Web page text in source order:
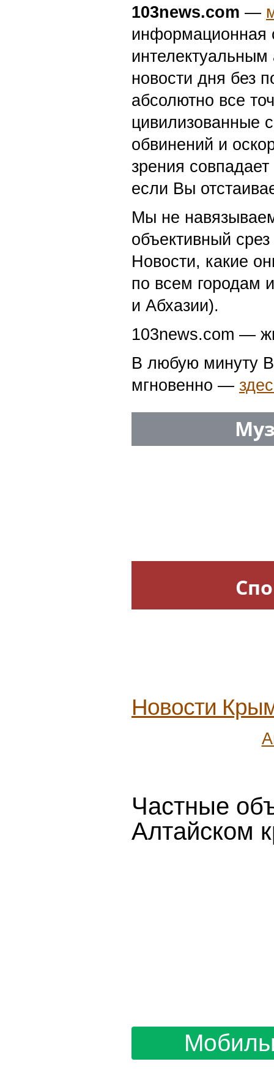
103news.com —
информационная
новости дня без
абсолютно все
цивилизованные
обвинений и
зрения
если Вы
Мы не
объективный
Новости, какие
по всем городам
и Абхазии).
103news.com —
В любую минуту
мгновенно —
Новости
Частные
Алтайском